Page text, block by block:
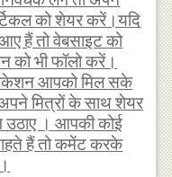
को शेयर करें।यदि
हैं तो वेबसाइट को
को भी फॉलो करें।
आपको मिल सके
मित्रों के साथ शेयर
। आपकी कोई
हैं तो कमेंट करके